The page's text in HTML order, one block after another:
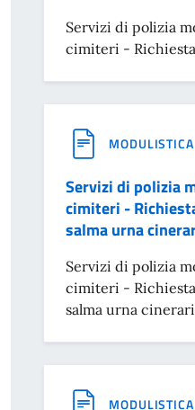
Servizi di polizia
cimiteri -
MODULISTICA
Servizi di polizia
cimiteri -
salma urna
Servizi di polizia
cimiteri -
salma urna
MODULISTICA